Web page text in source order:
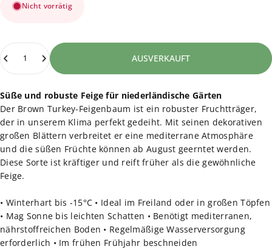
Nicht vorrätig
Anzahl
AUSVERKAUFT
Süße und robuste Feige für niederländische Gärten
Der Brown Turkey-Feigenbaum ist ein robuster Fruchtträger,
der in unserem Klima perfekt gedeiht. Mit seinen dekorativen
großen Blättern verbreitet er eine mediterrane Atmosphäre
und die süßen Früchte können ab August geerntet werden.
Diese Sorte ist kräftiger und reift früher als die gewöhnliche
Feige.
• Winterhart bis -15°C • Ideal im Freiland oder in großen Töpfen
• Mag Sonne bis leichten Schatten • Benötigt mediterranen,
nährstoffreichen Boden • Regelmäßige Wasserversorgung
erforderlich • Im frühen Frühjahr beschneiden